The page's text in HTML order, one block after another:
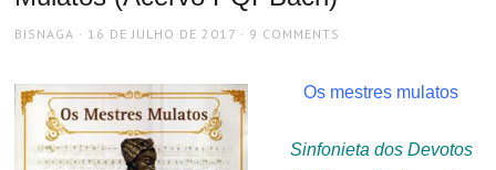
AUTHOR
BISNAGA
POSTED
16 DE JULHO DE 2017 9 COMMENTS
Os mestres mulatos
Sinfonieta dos Devotos